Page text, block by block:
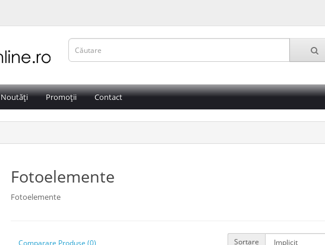
Noutăți Promoții Contact
Fotoelemente
Fotoelemente
Sortare